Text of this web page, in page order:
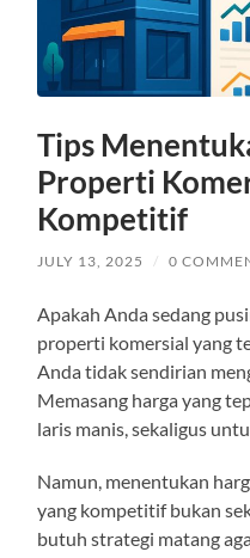
Tips
Properti
Kompetitif
JULY 13, 2025 / 0
Apakah Anda sedang
properti komersial yang
Anda tidak sendirian
Memasang harga yang
laris manis, sekaligus
Namun, menentukan
yang kompetitif bukan
butuh strategi matang